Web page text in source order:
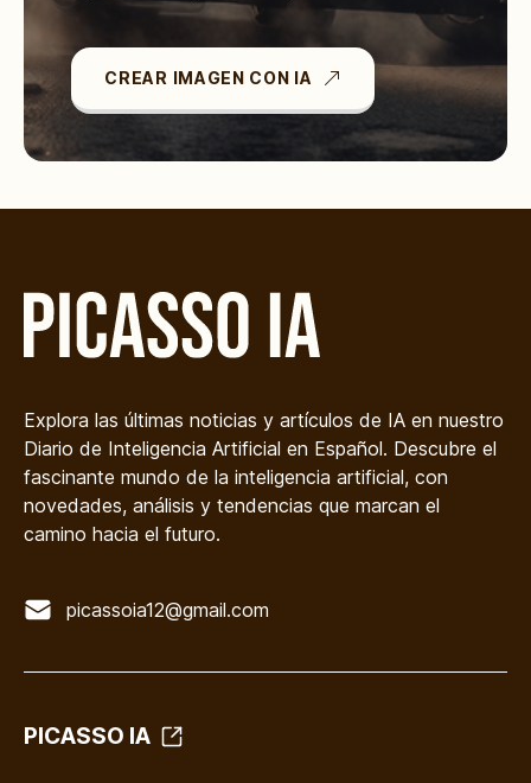
CREAR IMAGEN CON IA
Explora las últimas noticias y artículos de IA en nuestro
Diario de Inteligencia Artificial en Español. Descubre el
fascinante mundo de la inteligencia artificial, con
novedades, análisis y tendencias que marcan el
camino hacia el futuro.
picassoia12@gmail.com
PICASSO IA